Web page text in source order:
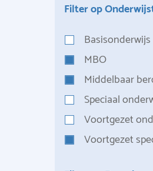
Filter op
Basisonderwijs
MBO
Middelbaar
Speciaal
Voortgezet
Voortgezet